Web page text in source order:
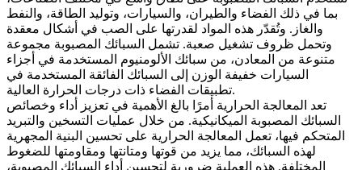
بما في ذلك الفضاء والطيران، والسيارات، وتوليد الطاقة، والنفط
والغاز. وتُقدّر هذه المواد لقدرتها على الصب في أشكال معقدة
وتحمل ظروف تشغيل صعبة. تشمل السبائك المصبوبة مجموعة
متنوعة من المعادن، من سبائك الألومنيوم المستخدمة في أجزاء
السيارات خفيفة الوزن إلى السبائك الفائقة المستخدمة في
تطبيقات الفضاء ذات درجات الحرارة العالية.
تعد المعالجة الحرارية أمرًا بالغ الأهمية في تعزيز أداء وخصائص
السبائك المصبوبة الميكانيكية. من خلال عمليات التسخين والتبريد
المتحكم فيها، تعمل المعالجة الحرارية على تحسين البنية المجهرية
لهذه السبائك، مما يزيد من قوتها ومتانتها ومقاومتها للضغوط
المختلفة. هذه العملية ضرورية لتحسين أداء السبائك المصبوبة،